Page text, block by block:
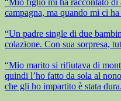
campagna, ma quando mi ci
“Un padre single di due
colazione. Con sua sorpresa,
“Mio marito si rifiutava di
quindi l’ho fatto da sola al
che gli ho impartito è stata